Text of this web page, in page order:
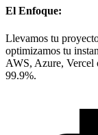
El Enfoque:
Llevamos tu
optimizamos tu
AWS, Azure, Vercel
99.9%.